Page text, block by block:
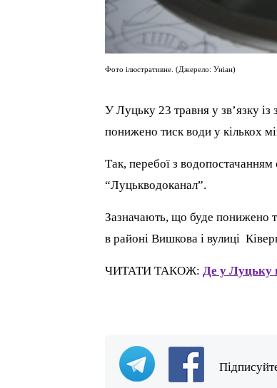
Фото ілюстративне. (Джерело: Уніан)
У Луцьку 23 травня у зв’язку
понижено тиск води у кількох
Так, перебої з
“Луцькводоканал”.
Зазначають, що буде понижено
в районі Вишкова і вулиці
ЧИТАТИ ТАКОЖ: Де у Луцьку